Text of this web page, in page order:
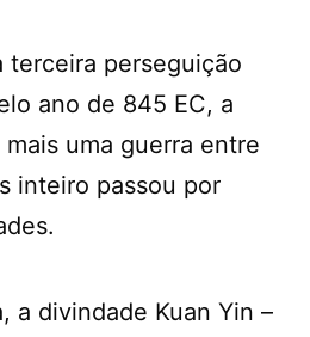
terceira perseguição
ano de 845 EC, a
uma guerra entre
inteiro passou por
a divindade Kuan Yin –